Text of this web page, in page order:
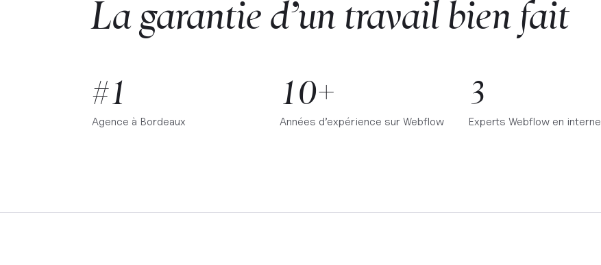
La garantie d’un travail bien fait
#1
Agence à Bordeaux
10+
Années d’expérience sur Webflow
3
Experts Webflow en interne